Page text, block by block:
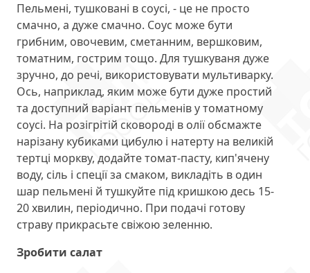
Пельмені, тушковані в соусі, - це не просто
смачно, а дуже смачно. Соус може бути
грибним, овочевим, сметанним, вершковим,
томатним, гострим тощо. Для тушкуваня дуже
зручно, до речі, використовувати мультиварку.
Ось, наприклад, яким може бути дуже простий
та доступний варіант пельменів у томатному
соусі. На розігрітій сковороді в олії обсмажте
нарізану кубиками цибулю і натерту на великій
тертці моркву, додайте томат-пасту, кип'ячену
воду, сіль і спеції за смаком, викладіть в один
шар пельмені й тушкуйте під кришкою десь 15-
20 хвилин, періодично. При подачі готову
страву прикрасьте свіжою зеленню.
Зробити салат